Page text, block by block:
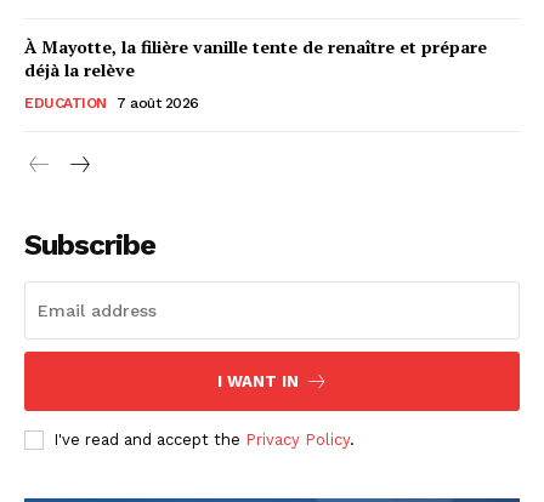
À Mayotte, la filière vanille tente de renaître et prépare
déjà la relève
EDUCATION 7 août 2026
Subscribe
I WANT IN
I've read and accept the Privacy Policy.